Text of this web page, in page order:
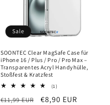
Sale
SOONTEC Clear MagSafe Case für
iPhone 16 / Plus / Pro / Pro Max –
Transparentes Acryl Handyhülle,
Stoßfest & Kratzfest
(1)1
insgesamt
Normaler
€11,99 EUR Verkaufspreis
€8,90 EUR